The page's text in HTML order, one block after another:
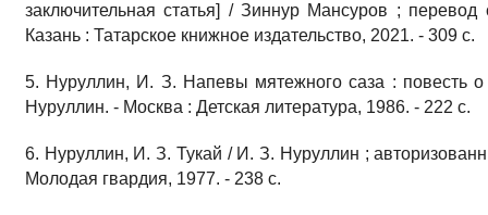
заключительная статья] / Зиннур Мансуров ;
Казань : Татарское книжное издательство, 2021. - 309 с.
5. Нуруллин, И. З. Напевы мятежного саза : повесть
Нуруллин. - Москва : Детская литература, 1986. - 222 с.
6. Нуруллин, И. З. Тукай / И. З. Нуруллин ;
Молодая гвардия, 1977. - 238 с.